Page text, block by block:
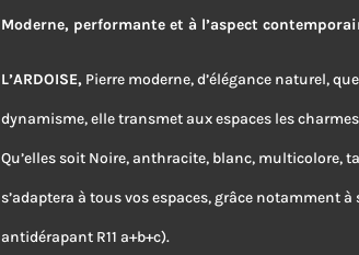
Moderne, performante et à l’aspect
L’ARDOISE, Pierre moderne, d’élégance naturel,
dynamisme, elle transmet aux espaces les
Qu’elles soit Noire, anthracite, blanc, multicolore,
s’adaptera à tous vos espaces, grâce
antidérapant R11 a+b+c).